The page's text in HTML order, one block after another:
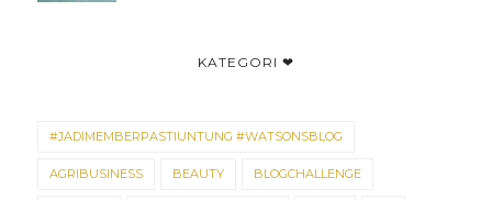
KATEGORI ❤
#JADIMEMBERPASTIUNTUNG #WATSONSBLOG
AGRIBUSINESS BEAUTY BLOGCHALLENGE